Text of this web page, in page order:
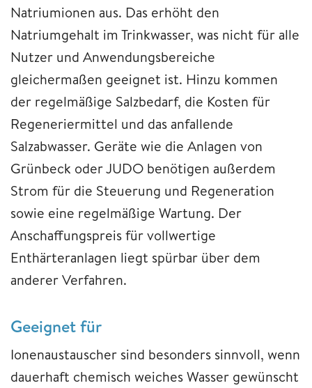
Natriumionen aus. Das erhöht den
Natriumgehalt im Trinkwasser, was nicht für alle
Nutzer und Anwendungsbereiche
gleichermaßen geeignet ist. Hinzu kommen
der regelmäßige Salzbedarf, die Kosten für
Regeneriermittel und das anfallende
Salzabwasser. Geräte wie die Anlagen von
Grünbeck oder JUDO benötigen außerdem
Strom für die Steuerung und Regeneration
sowie eine regelmäßige Wartung. Der
Anschaffungspreis für vollwertige
Enthärteranlagen liegt spürbar über dem
anderer Verfahren.
Geeignet für
Ionenaustauscher sind besonders sinnvoll, wenn
dauerhaft chemisch weiches Wasser gewünscht